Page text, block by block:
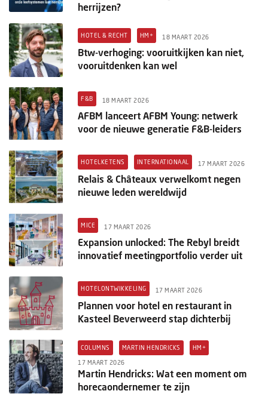
herrijzen?
HOTEL & RECHT HM+ 18 MAART 2026
Btw-verhoging: vooruitkijken kan niet,
vooruitdenken kan wel
F&B 18 MAART 2026
AFBM lanceert AFBM Young: netwerk
voor de nieuwe generatie F&B-leiders
HOTELKETENS INTERNATIONAAL 17 MAART 2026
Relais & Châteaux verwelkomt negen
nieuwe leden wereldwijd
MICE 17 MAART 2026
Expansion unlocked: The Rebyl breidt
innovatief meetingportfolio verder uit
HOTELONTWIKKELING 17 MAART 2026
Plannen voor hotel en restaurant in
Kasteel Beverweerd stap dichterbij
COLUMNS MARTIN HENDRICKS HM+
17 MAART 2026
Martin Hendricks: Wat een moment om
horecaondernemer te zijn